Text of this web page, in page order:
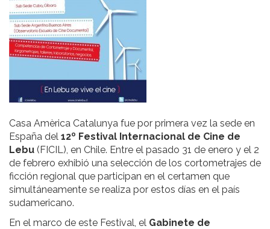
Casa Amèrica Catalunya fue por primera vez la sede en
España del 12º Festival Internacional de Cine de
Lebu (FICIL), en Chile. Entre el pasado 31 de enero y el 2
de febrero exhibió una selección de los cortometrajes de
ficción regional que participan en el certamen que
simultáneamente se realiza por estos días en el país
sudamericano.
En el marco de este Festival, el Gabinete de